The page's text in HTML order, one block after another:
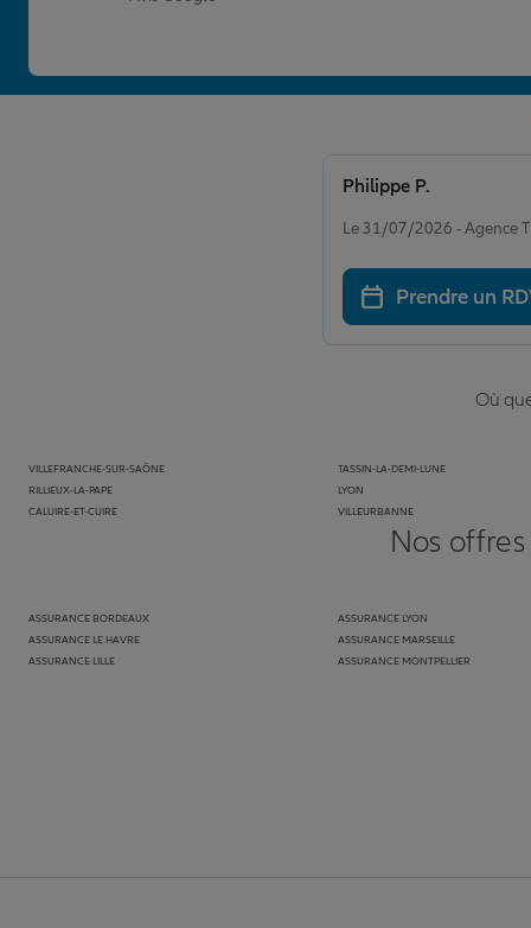
Le 31/07/2026 - Agence
Philippe P.
Prendre un
Où
VILLEFRANCHE-SUR-SAÔNE
RILLIEUX-LA-PAPE
CALUIRE-ET-CUIRE
TASSIN-LA-DEMI-LUNE
LYON
VILLEURBANNE
Nos
ASSURANCE BORDEAUX
ASSURANCE LE HAVRE
ASSURANCE LILLE
ASSURANCE LYON
ASSURANCE MARSEILLE
ASSURANCE MONTPELLIER